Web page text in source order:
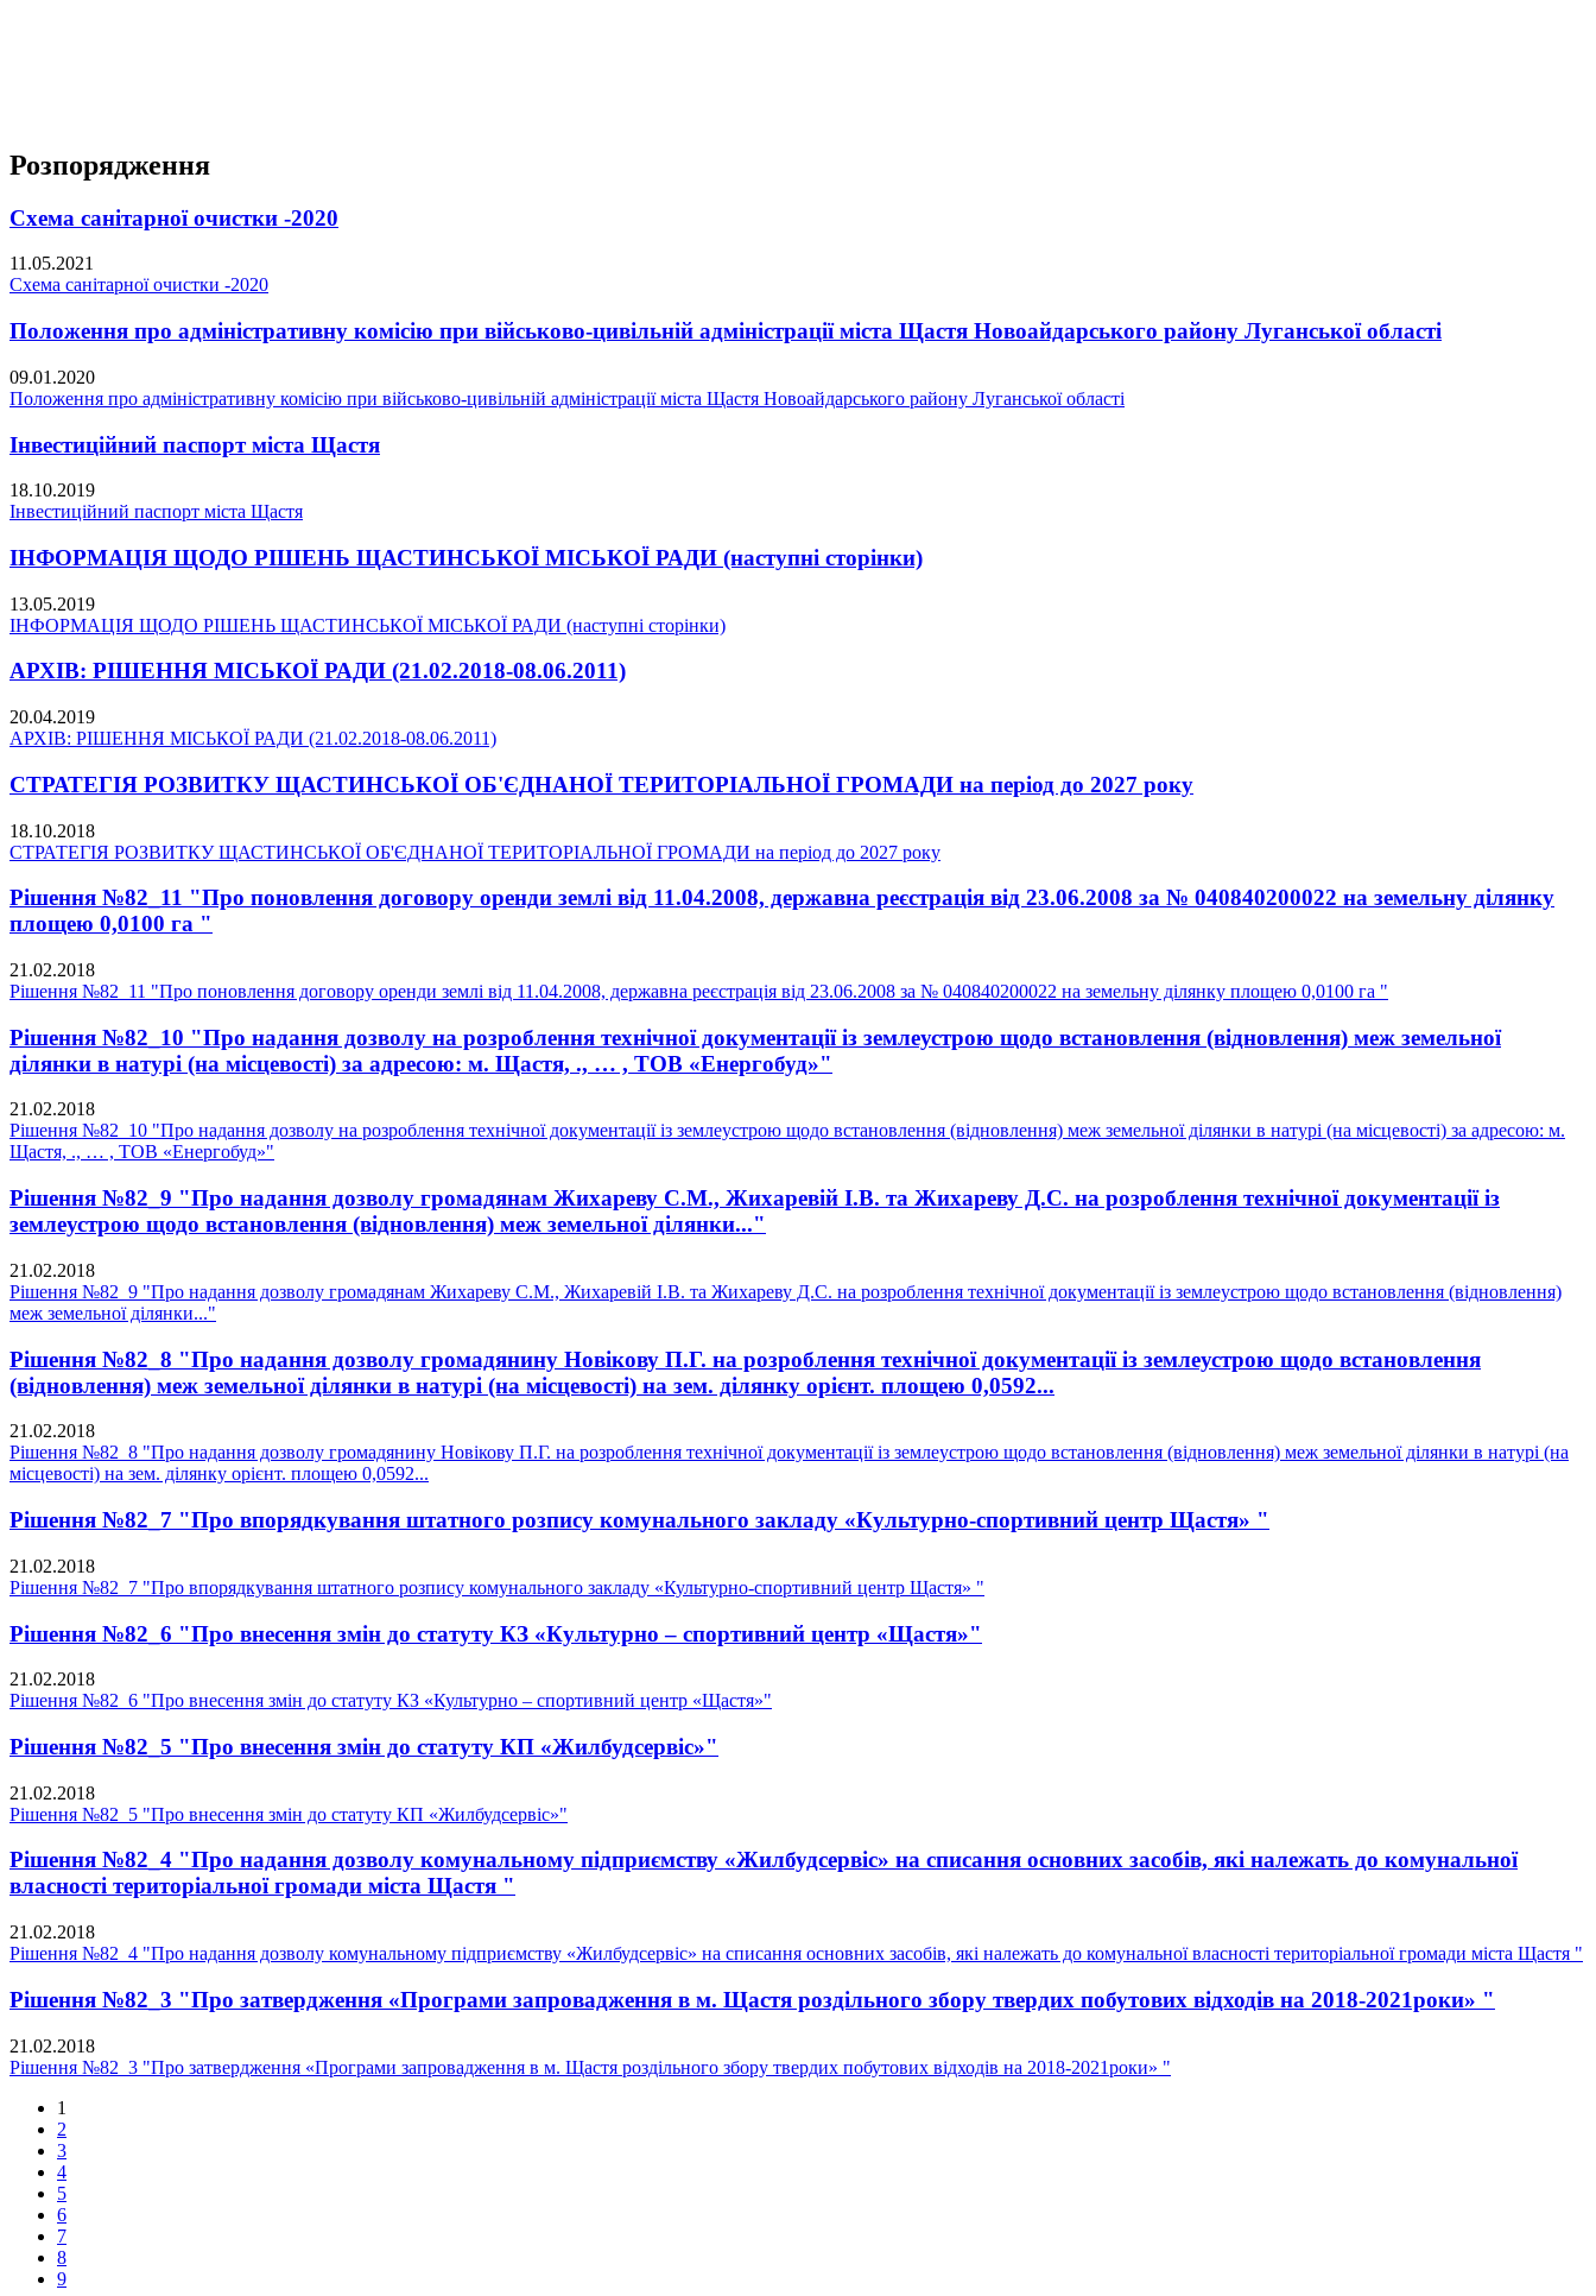
Розпорядження
Схема санітарної очистки -2020
11.05.2021
Схема санітарної очистки -2020
Положення про адміністративну комісію при військово-цивільній адміністрації міста Щастя Новоайдарського району Луганської області
09.01.2020
Положення про адміністративну комісію при військово-цивільній адміністрації міста Щастя Новоайдарського району Луганської області
Інвестиційний паспорт міста Щастя
18.10.2019
Інвестиційний паспорт міста Щастя
ІНФОРМАЦІЯ ЩОДО РІШЕНЬ ЩАСТИНСЬКОЇ МІСЬКОЇ РАДИ (наступні сторінки)
13.05.2019
ІНФОРМАЦІЯ ЩОДО РІШЕНЬ ЩАСТИНСЬКОЇ МІСЬКОЇ РАДИ (наступні сторінки)
АРХІВ: РІШЕННЯ МІСЬКОЇ РАДИ (21.02.2018-08.06.2011)
20.04.2019
АРХІВ: РІШЕННЯ МІСЬКОЇ РАДИ (21.02.2018-08.06.2011)
СТРАТЕГІЯ РОЗВИТКУ ЩАСТИНСЬКОЇ ОБ'ЄДНАНОЇ ТЕРИТОРІАЛЬНОЇ ГРОМАДИ на період до 2027 року
18.10.2018
СТРАТЕГІЯ РОЗВИТКУ ЩАСТИНСЬКОЇ ОБ'ЄДНАНОЇ ТЕРИТОРІАЛЬНОЇ ГРОМАДИ на період до 2027 року
Рішення №82_11 "Про поновлення договору оренди землі від 11.04.2008, державна реєстрація від 23.06.2008 за № 040840200022 на земельну ділянку
площею 0,0100 га "
21.02.2018
Рішення №82_11 "Про поновлення договору оренди землі від 11.04.2008, державна реєстрація від 23.06.2008 за № 040840200022 на земельну ділянку площею 0,0100 га "
Рішення №82_10 "Про надання дозволу на розроблення технічної документації із землеустрою щодо встановлення (відновлення) меж земельної
ділянки в натурі (на місцевості) за адресою: м. Щастя, ., … , ТОВ «Енергобуд»"
21.02.2018
Рішення №82_10 "Про надання дозволу на розроблення технічної документації із землеустрою щодо встановлення (відновлення) меж земельної ділянки в натурі (на місцевості) за адресою: м.
Щастя, ., … , ТОВ «Енергобуд»"
Рішення №82_9 "Про надання дозволу громадянам Жихареву С.М., Жихаревій І.В. та Жихареву Д.С. на розроблення технічної документації із
землеустрою щодо встановлення (відновлення) меж земельної ділянки..."
21.02.2018
Рішення №82_9 "Про надання дозволу громадянам Жихареву С.М., Жихаревій І.В. та Жихареву Д.С. на розроблення технічної документації із землеустрою щодо встановлення (відновлення)
меж земельної ділянки..."
Рішення №82_8 "Про надання дозволу громадянину Новікову П.Г. на розроблення технічної документації із землеустрою щодо встановлення
(відновлення) меж земельної ділянки в натурі (на місцевості) на зем. ділянку орієнт. площею 0,0592...
21.02.2018
Рішення №82_8 "Про надання дозволу громадянину Новікову П.Г. на розроблення технічної документації із землеустрою щодо встановлення (відновлення) меж земельної ділянки в натурі (на
місцевості) на зем. ділянку орієнт. площею 0,0592...
Рішення №82_7 "Про впорядкування штатного розпису комунального закладу «Культурно-спортивний центр Щастя» "
21.02.2018
Рішення №82_7 "Про впорядкування штатного розпису комунального закладу «Культурно-спортивний центр Щастя» "
Рішення №82_6 "Про внесення змін до статуту КЗ «Культурно – спортивний центр «Щастя»"
21.02.2018
Рішення №82_6 "Про внесення змін до статуту КЗ «Культурно – спортивний центр «Щастя»"
Рішення №82_5 "Про внесення змін до статуту КП «Жилбудсервіс»"
21.02.2018
Рішення №82_5 "Про внесення змін до статуту КП «Жилбудсервіс»"
Рішення №82_4 "Про надання дозволу комунальному підприємству «Жилбудсервіс» на списання основних засобів, які належать до комунальної
власності територіальної громади міста Щастя "
21.02.2018
Рішення №82_4 "Про надання дозволу комунальному підприємству «Жилбудсервіс» на списання основних засобів, які належать до комунальної власності територіальної громади міста Щастя "
Рішення №82_3 "Про затвердження «Програми запровадження в м. Щастя роздільного збору твердих побутових відходів на 2018-2021роки» "
21.02.2018
Рішення №82_3 "Про затвердження «Програми запровадження в м. Щастя роздільного збору твердих побутових відходів на 2018-2021роки» "
1
2
3
4
5
6
7
8
9